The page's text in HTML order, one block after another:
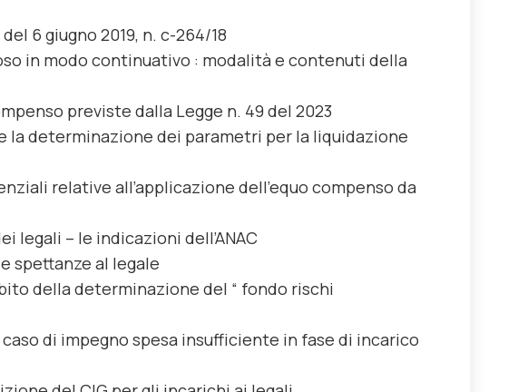
6 giugno 2019, n. c-264/18
in modo continuativo : modalità e contenuti della
previste dalla Legge n. 49 del 2023
la determinazione dei parametri per la liquidazione
relative all’applicazione dell’equo compenso da
legali – le indicazioni dell’ANAC
spettanze al legale
della determinazione del “ fondo rischi
di impegno spesa insufficiente in fase di incarico